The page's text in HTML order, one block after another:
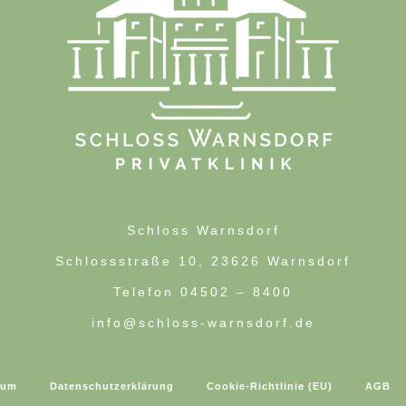
Schloss Warnsdorf
Schlossstraße 10, 23626 Warnsdorf
Telefon 04502 – 8400
info@schloss-warnsdorf.de
Datenschutzerklärung Cookie-Richtlinie (EU) AGB